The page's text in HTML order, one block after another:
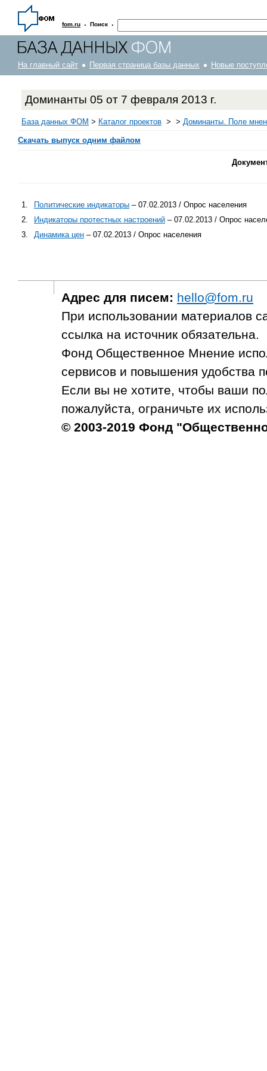
fom.ru · Поиск ·
На главный сайт Первая страница базы данных Новые
Доминанты 05 от 7 февраля 2013 г.
База данных ФОМ > Каталог проектов > > Доминанты. Поле
Скачать выпуск одним файлом
1. Политические индикаторы – 07.02.2013 / Опрос населения
2.
Индикаторы протестных настроений – 07.02.2013 / Опрос
3.
Динамика цен – 07.02.2013 / Опрос населения
Адрес для писем: hello@fom.ru
При использовании материалов
ссылка на источник обязательна.
Фонд Общественное Мнение
сервисов и повышения удобства
Если вы не хотите, чтобы ваши
пожалуйста, ограничьте их
© 2003-2019 Фонд